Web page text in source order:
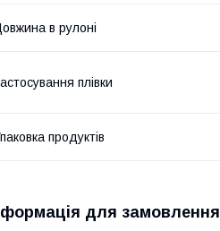
в рулоні
плівки
продуктів
для замовлення